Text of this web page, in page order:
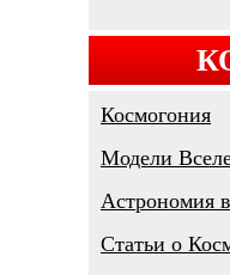
Космогония
Модели
Астрономия
Cтатьи о